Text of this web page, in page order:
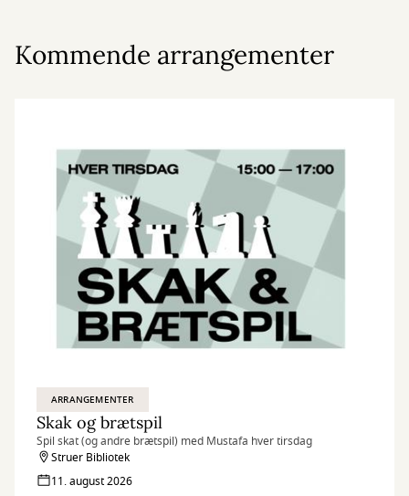
Kommende arrangementer
ARRANGEMENTER
Skak og brætspil
Spil skat (og andre brætspil) med Mustafa hver tirsdag
Struer Bibliotek
11. august 2026